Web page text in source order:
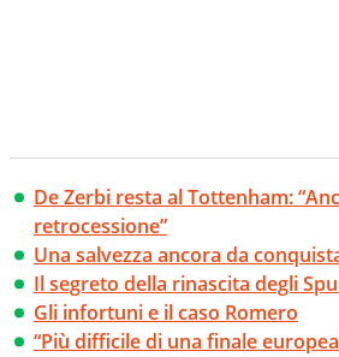
De Zerbi resta al Tottenham:
retrocessione”
Una salvezza ancora da
Il segreto della rinascita degli
Gli infortuni e il caso Romero
“Più difficile di una finale